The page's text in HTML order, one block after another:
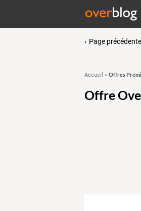
Page précédente
Accueil » Offres
Offre